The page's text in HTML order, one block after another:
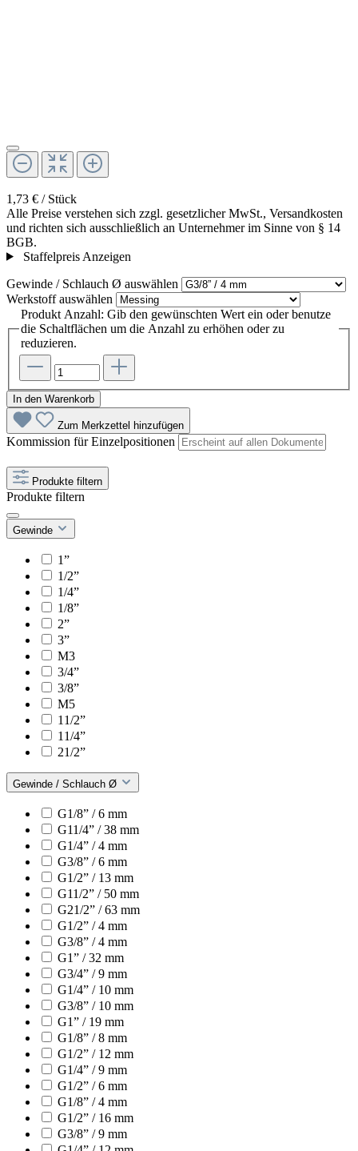
1,73 € / Stück
Alle Preise verstehen sich zzgl. gesetzlicher MwSt., Versandkosten
und richten sich ausschließlich an Unternehmer im Sinne von § 14
BGB.
Staffelpreis Anzeigen
Gewinde / Schlauch Ø auswählen
Werkstoffauswählen
Produkt Anzahl: Gib den gewünschten Wert ein oder benutze
die Schaltflächen um die Anzahl zu erhöhen oder zu
reduzieren.
In den Warenkorb
Zum Merkzettel hinzufügen
Kommission für Einzelpositionen
Produkte filtern
Produkte filtern
Gewinde
1”
1/2”
1/4”
1/8”
2”
3”
M3
3/4”
3/8”
M5
11/2”
11/4”
21/2”
Gewinde / Schlauch Ø
G1/8” / 6 mm
G11/4” / 38 mm
G1/4” / 4 mm
G3/8” / 6 mm
G1/2” / 13 mm
G11/2” / 50 mm
G21/2” / 63 mm
G1/2” / 4 mm
G3/8” / 4 mm
G1” / 32 mm
G3/4” / 9 mm
G1/4” / 10 mm
G3/8” / 10 mm
G1” / 19 mm
G1/8” / 8 mm
G1/2” / 12 mm
G1/4” / 9 mm
G1/2” / 6 mm
G1/8” / 4 mm
G1/2” / 16 mm
G3/8” / 9 mm